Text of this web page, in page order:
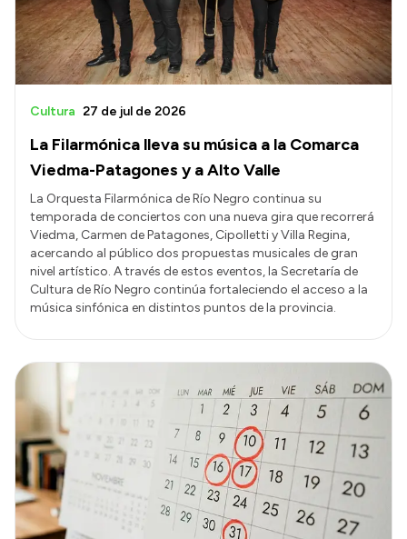
La Filarmónica lleva su música a la Comarca
Viedma-Patagones y a Alto Valle
Cultura 27 de jul de 2026
La Orquesta Filarmónica de Río Negro continua su
temporada de conciertos con una nueva gira que recorrerá
Viedma, Carmen de Patagones, Cipolletti y Villa Regina,
acercando al público dos propuestas musicales de gran
nivel artístico. A través de estos eventos, la Secretaría de
Cultura de Río Negro continúa fortaleciendo el acceso a la
música sinfónica en distintos puntos de la provincia.